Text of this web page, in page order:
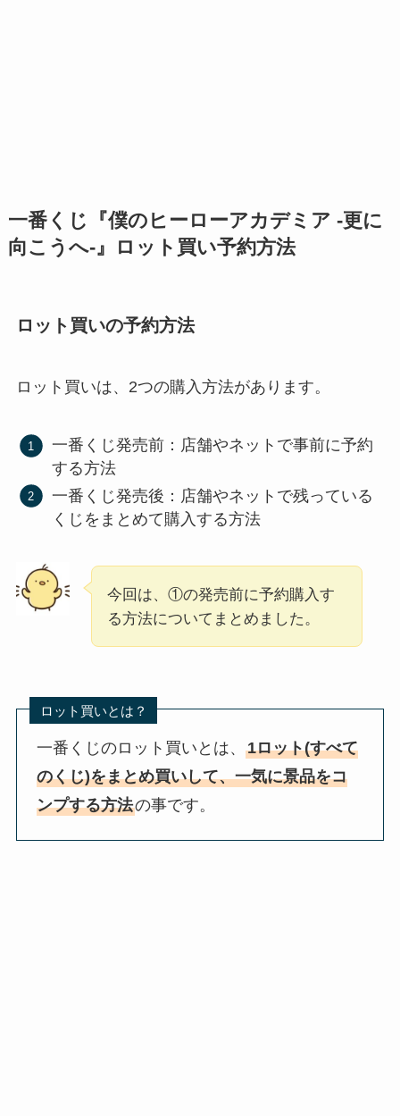
一番くじ『僕のヒーローアカデミア -更に
向こうへ-』ロット買い予約方法
ロット買いの予約方法
ロット買いは、2つの購入方法があります。
一番くじ発売前：店舗やネットで事前に予約
する方法
一番くじ発売後：店舗やネットで残っている
くじをまとめて購入する方法
今回は、①の発売前に予約購入す
る方法についてまとめました。
ロット買いとは？
一番くじのロット買いとは、1ロット(すべて
のくじ)をまとめ買いして、一気に景品をコ
ンプする方法の事です。